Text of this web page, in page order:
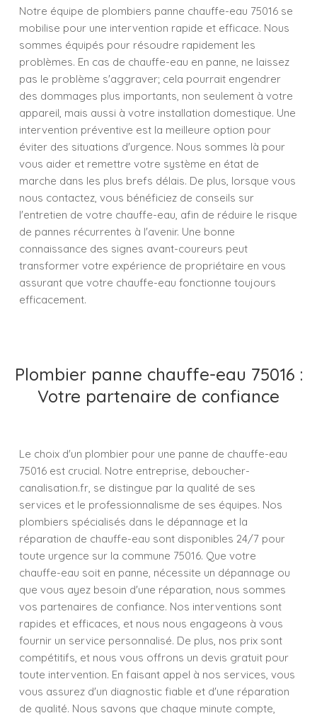
Notre équipe de plombiers panne chauffe-eau 75016 se
mobilise pour une intervention rapide et efficace. Nous
sommes équipés pour résoudre rapidement les
problèmes. En cas de chauffe-eau en panne, ne laissez
pas le problème s'aggraver; cela pourrait engendrer
des dommages plus importants, non seulement à votre
appareil, mais aussi à votre installation domestique. Une
intervention préventive est la meilleure option pour
éviter des situations d'urgence. Nous sommes là pour
vous aider et remettre votre système en état de
marche dans les plus brefs délais. De plus, lorsque vous
nous contactez, vous bénéficiez de conseils sur
l'entretien de votre chauffe-eau, afin de réduire le risque
de pannes récurrentes à l'avenir. Une bonne
connaissance des signes avant-coureurs peut
transformer votre expérience de propriétaire en vous
assurant que votre chauffe-eau fonctionne toujours
efficacement.
Plombier panne chauffe-eau 75016 :
Votre partenaire de confiance
Le choix d'un plombier pour une panne de chauffe-eau
75016 est crucial. Notre entreprise, deboucher-
canalisation.fr, se distingue par la qualité de ses
services et le professionnalisme de ses équipes. Nos
plombiers spécialisés dans le dépannage et la
réparation de chauffe-eau sont disponibles 24/7 pour
toute urgence sur la commune 75016. Que votre
chauffe-eau soit en panne, nécessite un dépannage ou
que vous ayez besoin d'une réparation, nous sommes
vos partenaires de confiance. Nos interventions sont
rapides et efficaces, et nous nous engageons à vous
fournir un service personnalisé. De plus, nos prix sont
compétitifs, et nous vous offrons un devis gratuit pour
toute intervention. En faisant appel à nos services, vous
vous assurez d'un diagnostic fiable et d'une réparation
de qualité. Nous savons que chaque minute compte,